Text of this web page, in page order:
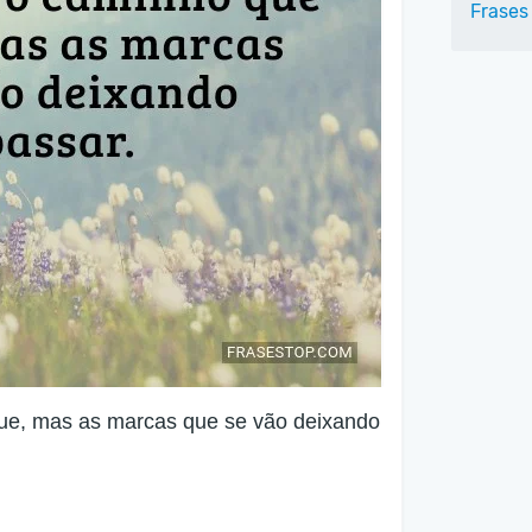
mas as marcas que se vão deixando